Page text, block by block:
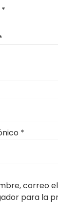
*
*
correo
para la